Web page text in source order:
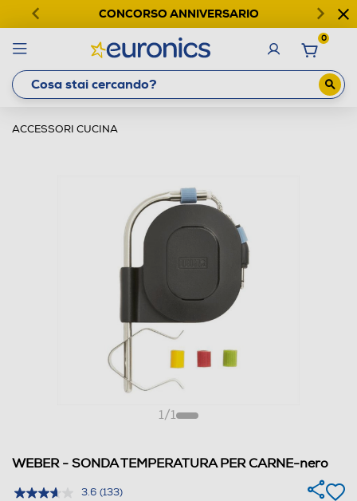
CONCORSO ANNIVERSARIO
0
ACCESSORI CUCINA
1/1
WEBER - SONDA TEMPERATURA PER CARNE-nero
3.6 (133)